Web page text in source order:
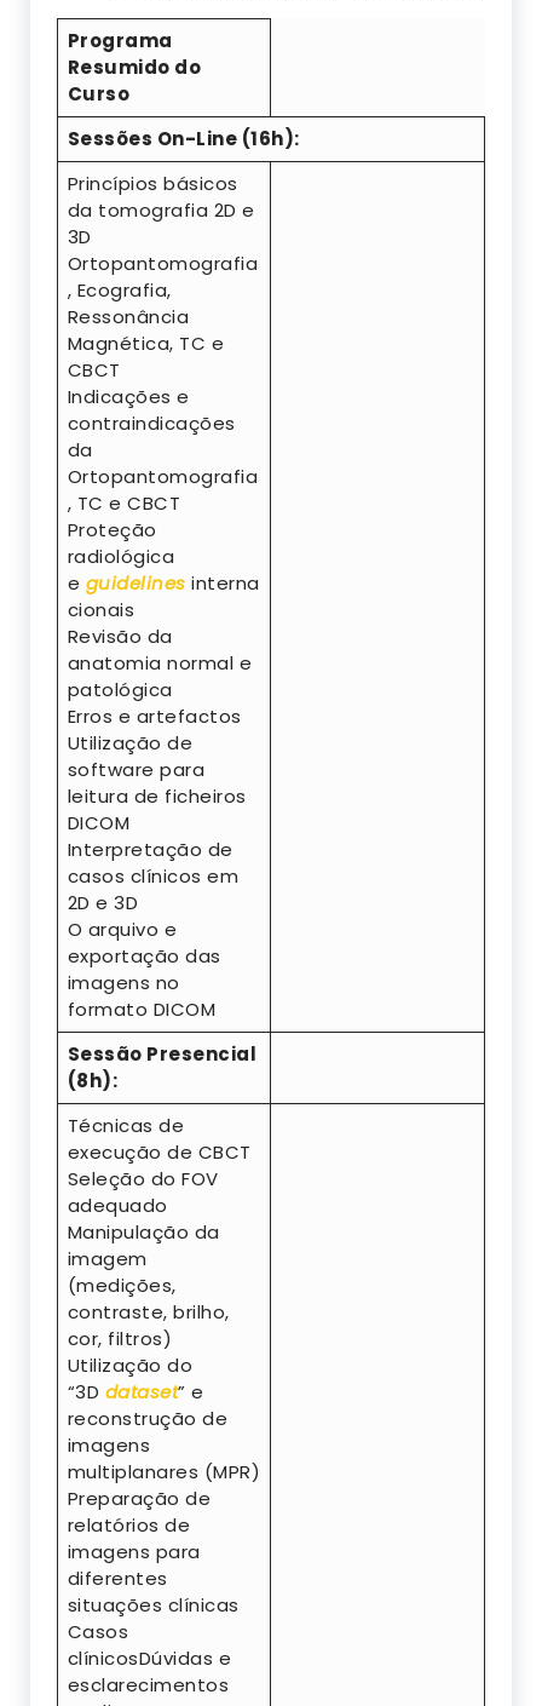
Programa
Resumido do
Curso
Sessões On-Line (16h):
Princípios básicos
da tomografia 2D e
3D
Ortopantomografia
, Ecografia,
Ressonância
Magnética, TC e
CBCT
Indicações e
contraindicações
da
Ortopantomografia
, TC e CBCT
Proteção
radiológica
e guidelines interna
cionais
Revisão da
anatomia normal e
patológica
Erros e artefactos
Utilização de
software para
leitura de ficheiros
DICOM
Interpretação de
casos clínicos em
2D e 3D
O arquivo e
exportação das
imagens no
formato DICOM
Sessão Presencial
(8h):
Técnicas de
execução de CBCT
Seleção do FOV
adequado
Manipulação da
imagem
(medições,
contraste, brilho,
cor, filtros)
Utilização do
“3D dataset” e
reconstrução de
imagens
multiplanares (MPR)
Preparação de
relatórios de
imagens para
diferentes
situações clínicas
Casos
clínicosDúvidas e
esclarecimentos